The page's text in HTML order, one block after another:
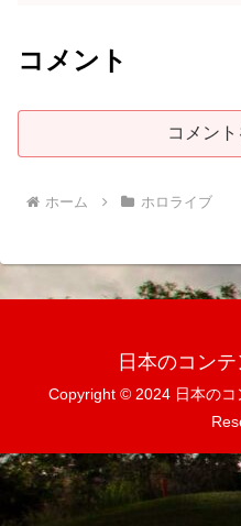
コメント
コメン
ホーム ホロライブ
日本のコン
Copyright © 2024 日本の